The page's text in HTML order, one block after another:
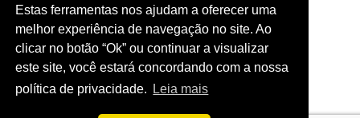
Estas ferramentas nos ajudam a oferecer uma
melhor experiência de navegação no site. Ao
clicar no botão “Ok” ou continuar a visualizar
este site, você estará concordando com a nossa
política de privacidade.
Leia mais